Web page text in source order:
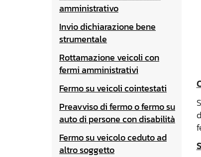
amministrativo
Invio dichiarazione bene
strumentale
Rottamazione veicoli con
fermi amministrativi
Fermo su veicoli cointestati
Preavviso di fermo o fermo su
auto di persone con disabilità
Fermo su veicolo ceduto ad
altro soggetto